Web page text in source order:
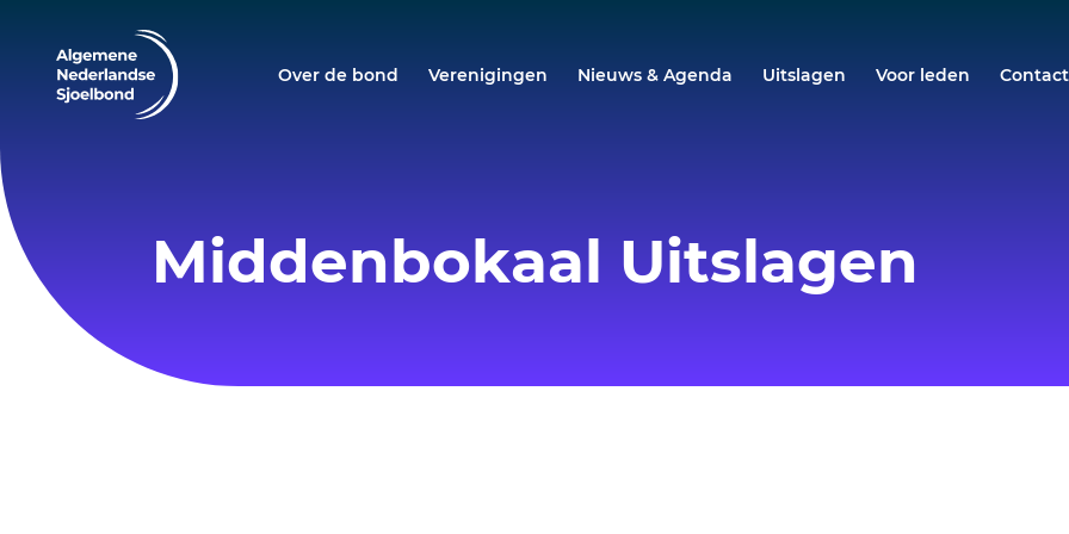
Over de bond Verenigingen Nieuws & Agenda Uitslagen Voor leden Contact
Middenbokaal Uitslagen